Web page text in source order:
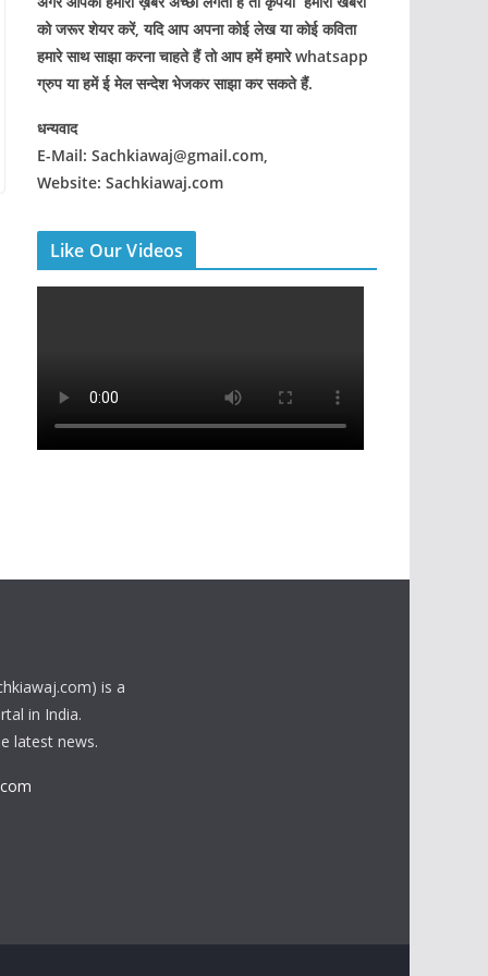
को जरूर शेयर करें, यदि आप अपना कोई लेख या कोई कविता
हमारे साथ साझा करना चाहते हैं तो आप हमें हमारे whatsapp
ग्रुप या हमें ई मेल सन्देश भेजकर साझा कर सकते हैं.
धन्यवाद
E-Mail: Sachkiawaj@gmail.com,
Website: Sachkiawaj.com
Like Our Videos
is a
in India.
latest news.